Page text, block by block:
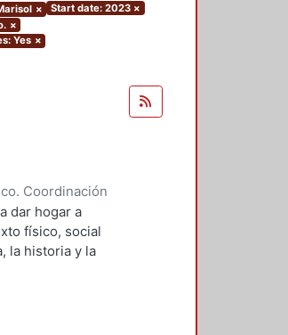
× Start date: 2023 ×
×
Yes ×
Coordinación
;Arce
dar hogar a
físico, social
la historia y la